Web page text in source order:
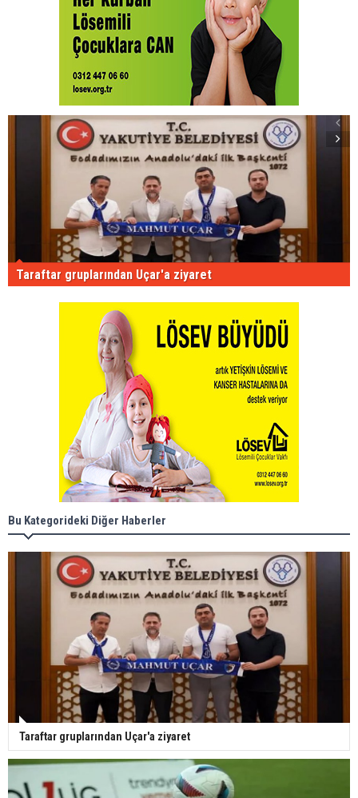
Taraftar gruplarından Uçar'a ziyaret
Bu Kategorideki Diğer Haberler
Taraftar gruplarından Uçar'a ziyaret